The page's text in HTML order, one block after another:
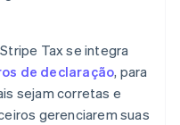
Tax se integra
de declaração, para
sejam corretas e
gerenciarem suas